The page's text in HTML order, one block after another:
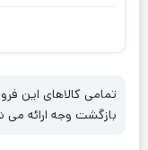
تمامی کالاهای این
بازگشت وجه ارائه می